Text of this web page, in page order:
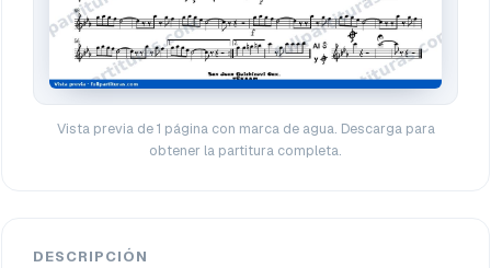
Vista previa de 1 página con marca de agua. Descarga para
obtener la partitura completa.
DESCRIPCIÓN